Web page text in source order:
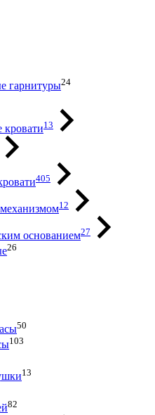
гарнитуры24
13
405
12
основанием27
26
50
103
13
82